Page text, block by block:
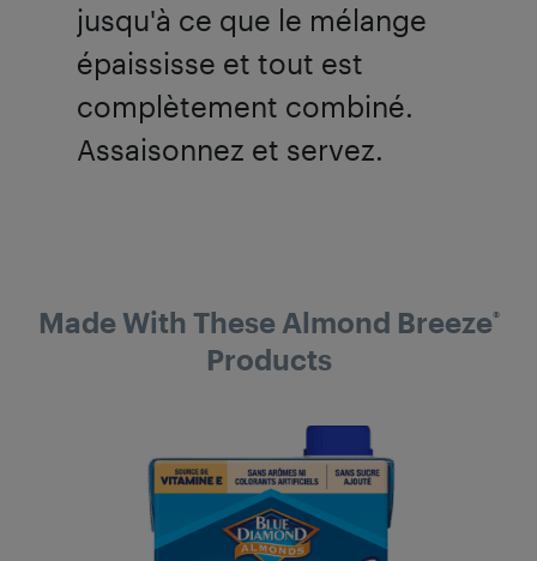
jusqu'à ce que le mélange
épaississe et tout est
complètement combiné.
Assaisonnez et servez.
Made With These Almond Breeze®
Products